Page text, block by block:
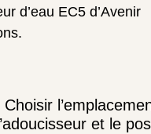
d’eau EC5 d’Avenir
Choisir
l’adoucisseur et le